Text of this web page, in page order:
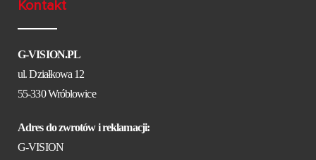
Kontakt
G-VISION.PL
ul. Działkowa 12
55-330 Wróblowice
Adres do zwrotów i reklamacji:
G-VISION